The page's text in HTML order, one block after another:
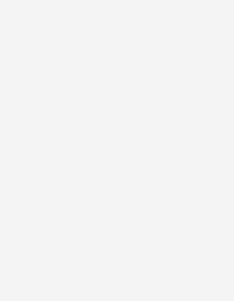
durchschnittlichen Preis für